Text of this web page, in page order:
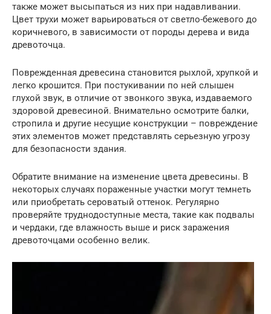
также может высыпаться из них при надавливании.
Цвет трухи может варьироваться от светло-бежевого до
коричневого, в зависимости от породы дерева и вида
древоточца.
Поврежденная древесина становится рыхлой, хрупкой и
легко крошится. При постукивании по ней слышен
глухой звук, в отличие от звонкого звука, издаваемого
здоровой древесиной. Внимательно осмотрите балки,
стропила и другие несущие конструкции – повреждение
этих элементов может представлять серьезную угрозу
для безопасности здания.
Обратите внимание на изменение цвета древесины. В
некоторых случаях пораженные участки могут темнеть
или приобретать сероватый оттенок. Регулярно
проверяйте труднодоступные места, такие как подвалы
и чердаки, где влажность выше и риск заражения
древоточцами особенно велик.